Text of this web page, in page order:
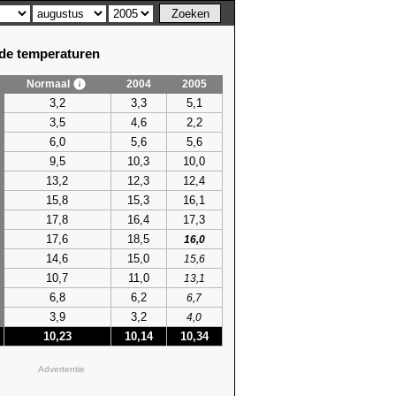
temperatuur
hoogste
24,6 (2013)
25,4 (2013)
24,0
25,8(2026)
23,0 (2007)
23,5 (2003)
25,8 (2018)
25,4 (2020)
25,9 (2004)
24,7 (2020)
25,4 (2020)
26,1 (2020)
24,9 (2020)
23,8 (2022)
temperaturen
Normaal 2004
2005
3,2 3,3 5,1
3,5 4,6 2,2
6,0 5,6 5,6
9,5 10,3 10,0
13,2 12,3 12,4
15,8 15,3 16,1
17,8 16,4 17,3
17,6 18,5
16,0
14,6 15,0
15,6
10,7 11,0
13,1
6,8 6,2
6,7
3,9 3,2 4,0
10,23 10,14 10,34
Advertentie